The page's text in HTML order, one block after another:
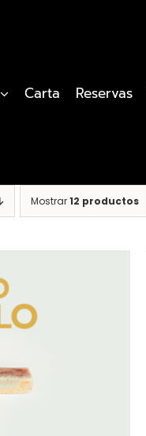
Carta Reservas
Mostrar12 productos